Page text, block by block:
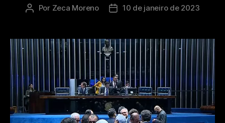
Por Zeca Moreno 10 de janeiro de 2023